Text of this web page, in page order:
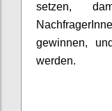
setzen,
gewinnen,
werden.